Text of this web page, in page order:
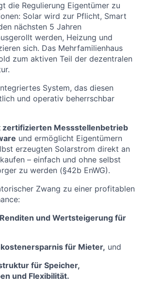
die Regulierung Eigentümer zu
Solar wird zur Pflicht, Smart
nächsten 5 Jahren
werden, Heizung und
sich. Das Mehrfamilienhaus
zum aktiven Teil der dezentralen
System, das diesen
und operativ beherrschbar
zertifizierten Messstellenbetrieb
und ermöglicht Eigentümern
erzeugten Solarstrom direkt an
– einfach und ohne selbst
zu werden (§42b EnWG).
Zwang zu einer profitablen
und Wertsteigerung für
für Mieter, und
für Speicher,
und Flexibilität.